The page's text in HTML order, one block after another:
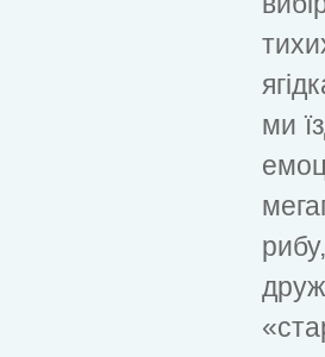
ми